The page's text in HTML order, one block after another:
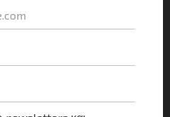
τα έσοδα από τον online
από μηχανές αναζήτησης